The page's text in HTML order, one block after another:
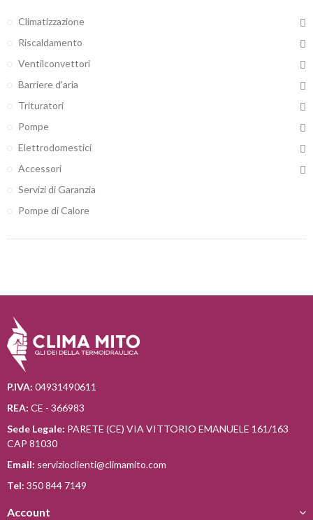
Climatizzazione
Riscaldamento
Ventilconvettori
Barriere d'aria
Trituratori
Pompe
Elettrodomestici
Accessori
Servizi di Garanzia
Pompe di Calore
P.IVA: 04931490611
REA: CE - 366983
Sede Legale: PARETE (CE) VIA VITTORIO EMANUELE 161/163
CAP 81030
Email: servizioclienti@climamito.com
Tel: 350 844 7149
Account